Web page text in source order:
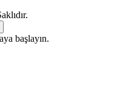
başlayın.